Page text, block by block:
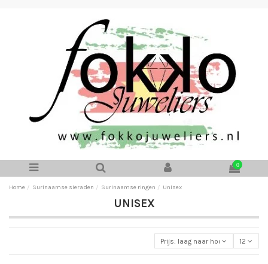
0
Home Surinaamse sieraden Surinaamse ringen Unisex
UNISEX
Prijs: laag naar hoog 12